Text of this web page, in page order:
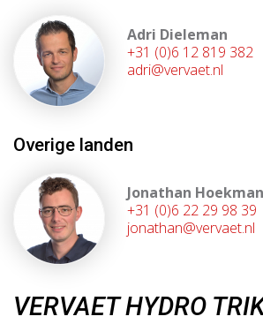
Adri Dieleman
+31 (0)6 12 819 382
adri@vervaet.nl
Overige landen
Jonathan Hoekman
+31 (0)6 22 29 98 39
jonathan@vervaet.nl
VERVAET HYDRO